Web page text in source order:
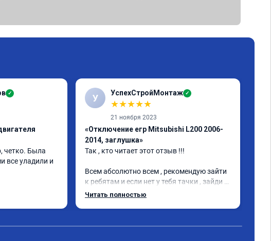
✓
четко. Была
все уладили и
У УспехСтройМонтаж ✓
★★★★★
21 ноября 2023
«Отключение егр Mitsubishi L200 2006-
2014, заглушка»
Так , кто читает этот отзыв !!!
Всем абсолютно всем , рекомендую зайти
к ребятам и если нет у тебя тачки , зайди
тоже !Парни очень добрые общительные
Читать полностью